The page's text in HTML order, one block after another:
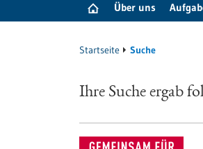
Über uns
Startseite Suche
Ihre Suche ergab